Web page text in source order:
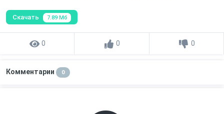
Скачать 7.89 Мб
0 0 0
Комментарии 0